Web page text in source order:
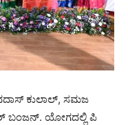
ಕುಲಾಲ್, ಸಮಜ
ಬಂಜನ್. ಯೋಗದಲ್ಲಿ ಪಿ